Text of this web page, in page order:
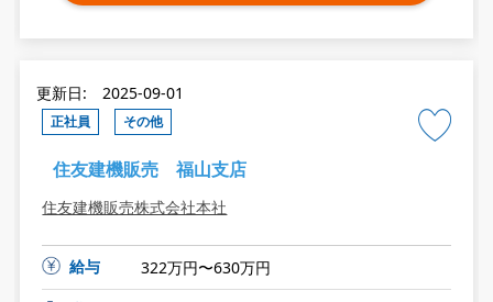
更新日: 2025-09-01
正社員 その他
住友建機販売 福山支店
住友建機販売株式会社本社
給与
322万円〜630万円